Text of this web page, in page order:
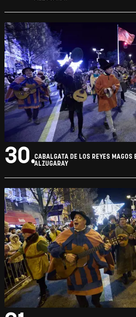
29. CABALGATA DE LOS REYES
ALZUGARAY
30. CABALGATA DE LOS REYES MAGOS
ALZUGARAY